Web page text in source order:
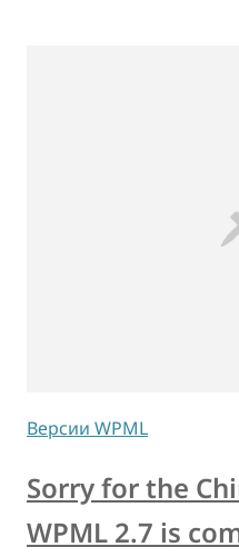
Версии WPML
Sorry for the
WPML 2.7 is